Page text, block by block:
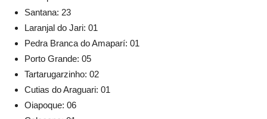
Santana: 23
Laranjal do Jari: 01
Pedra Branca do Amaparí: 01
Porto Grande: 05
Tartarugarzinho: 02
Cutias do Araguari: 01
Oiapoque: 06